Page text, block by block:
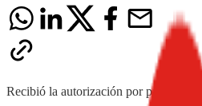
Recibió la autorización por parte de